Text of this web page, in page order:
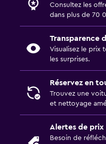
Consultez les
dans plus de 70
Transparence
Visualisez le prix
les surprises.
Réservez en
Trouvez une
et nettoyage
Alertes de prix
Besoin de